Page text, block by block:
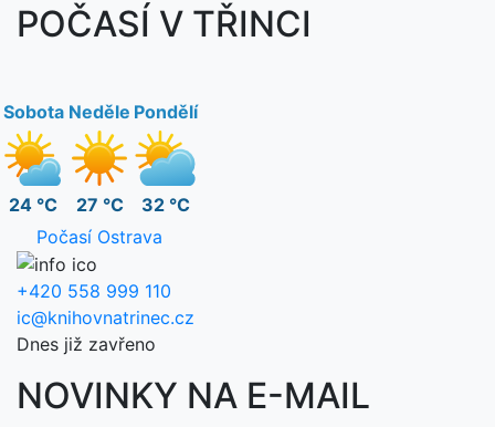
POČASÍ V TŘINCI
Sobota
24 °C
Neděle
27 °C
Pondělí
32 °C
Počasí Ostrava
+420 558 999 110
ic@knihovnatrinec.cz
Dnes již zavřeno
NOVINKY NA E-MAIL